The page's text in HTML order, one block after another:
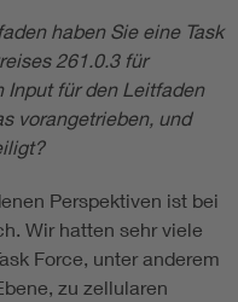
haben Sie eine Task
261.0.3 für
für den Leitfaden
vorangetrieben, und
Perspektiven ist bei
Wir hatten sehr viele
Force, unter anderem
zu zellularen